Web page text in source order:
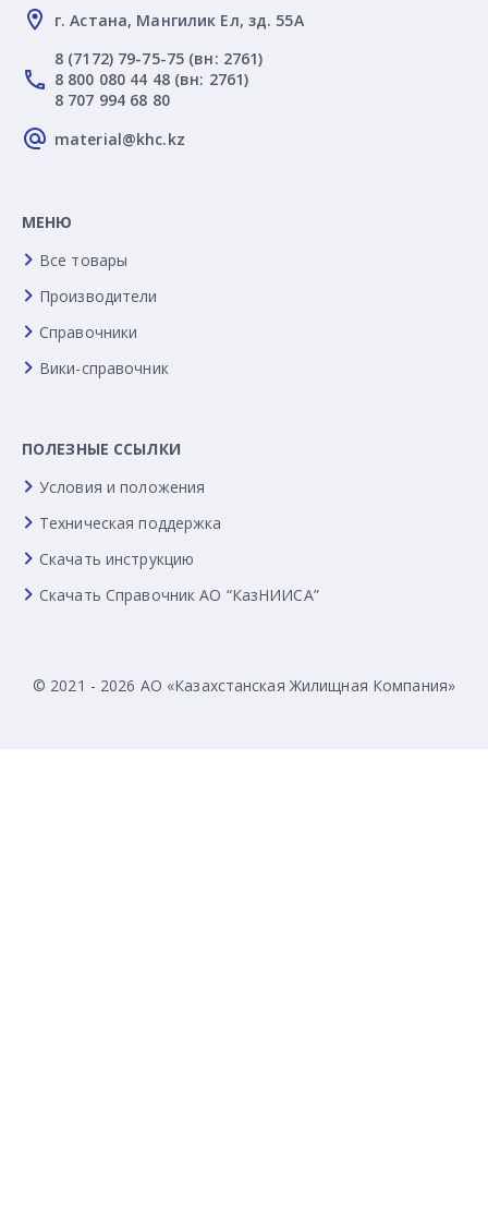
г. Астана, Мангилик Ел, зд. 55А
8 (7172) 79-75-75 (вн: 2761)
8 800 080 44 48 (вн: 2761)
8 707 994 68 80
material@khc.kz
МЕНЮ
Все товары
Производители
Справочники
Вики-справочник
ПОЛЕЗНЫЕ ССЫЛКИ
Условия и положения
Техническая поддержка
Скачать инструкцию
Скачать Справочник АО “КазНИИСА”
© 2021 - 2026 АО «Казахстанская Жилищная Компания»